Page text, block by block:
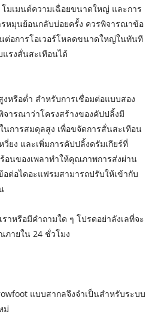
มเมนต์ความเฉื่อยขนาดใหญ่ และการ
รหมุนย้อนกลับบ่อยครั้ง ควรพิจารณาข้อ
อการโอเวอร์โหลดขนาดใหญ่ในทันที
รงสั่นสะเทือนได้
หรือต่ำ สำหรับการเชื่อมต่อแบบสอง
จารณาว่าโครงสร้างของคัปปลิ้งมี
การสมดุลสูง เพื่อขจัดการสั่นสะเทือน
วี่ยง และเพิ่มการคัปปลิ้งดรัมเกียร์ที่
อนของเพลาทำให้คุณภาพการส่งผ่าน
ต่อไดอะแฟรมสามารถปรับให้เข้ากับ
หรือมีคำถามใด ๆ โปรดอย่าลังเลที่จะ
ภายใน 24 ชั่วโมง
แบบสากลจึงจำเป็นสำหรับระบบ
ม่